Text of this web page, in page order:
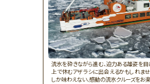
流氷を砕きながら進む、迫力ある雄姿を目
上で休むアザラシに出会えるかもしれま
しか味わえない、感動の流氷クルーズをお